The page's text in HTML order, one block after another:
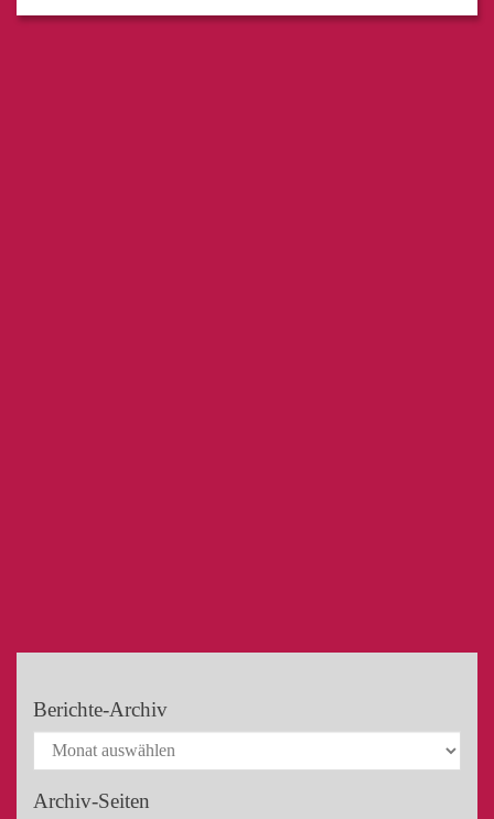
Berichte-Archiv
Archiv-Seiten